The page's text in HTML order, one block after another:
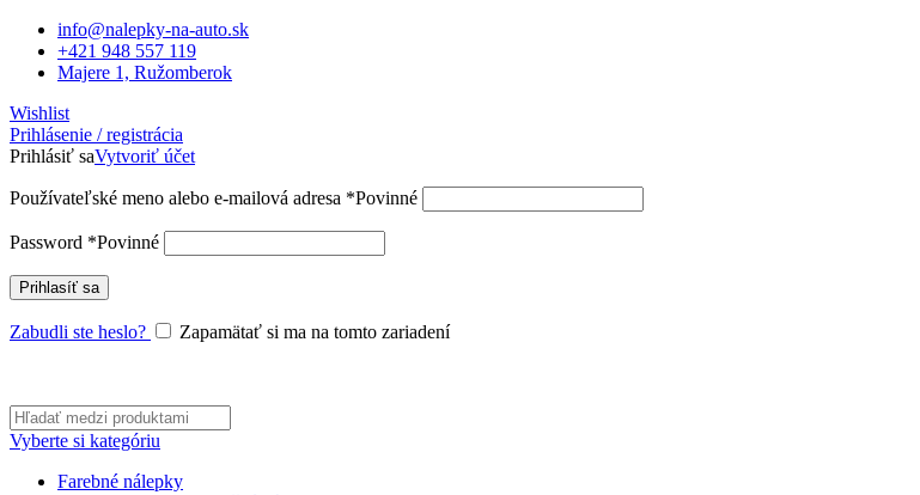
info@nalepky-na-auto.sk
+421 948 557 119
Majere 1, Ružomberok
Wishlist
Prihlásenie / registrácia
Prihlásiť saVytvoriť účet
Používateľské meno alebo e-mailová adresa *Povinné
Password *Povinné
Prihlasíť sa
Zabudli ste heslo? Zapamätať si ma na tomto zariadení
Vyberte si kategóriu
Farebné nálepky